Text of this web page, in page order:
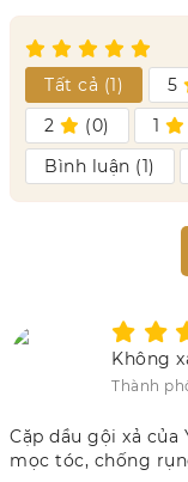
Tất cả (1) 5
2
(0) 1
Bình luận (1)
Không
Thành
Cặp dầu gội xả
mọc tóc, chống